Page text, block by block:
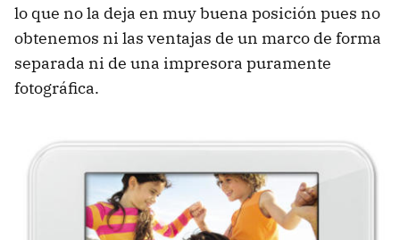
lo que no la deja en muy buena posición pues no
obtenemos ni las ventajas de un marco de forma
separada ni de una impresora puramente
fotográfica.